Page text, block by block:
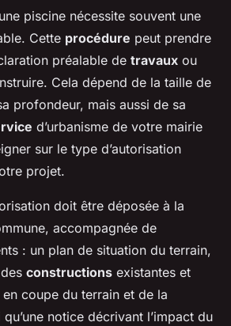
piscine nécessite souvent une
Cette procédure peut prendre
préalable de travaux ou
Cela dépend de la taille de
profondeur, mais aussi de sa
d’urbanisme de votre mairie
sur le type d’autorisation
projet.
doit être déposée à la
accompagnée de
: un plan de situation du terrain,
constructions existantes et
coupe du terrain et de la
notice décrivant l’impact du